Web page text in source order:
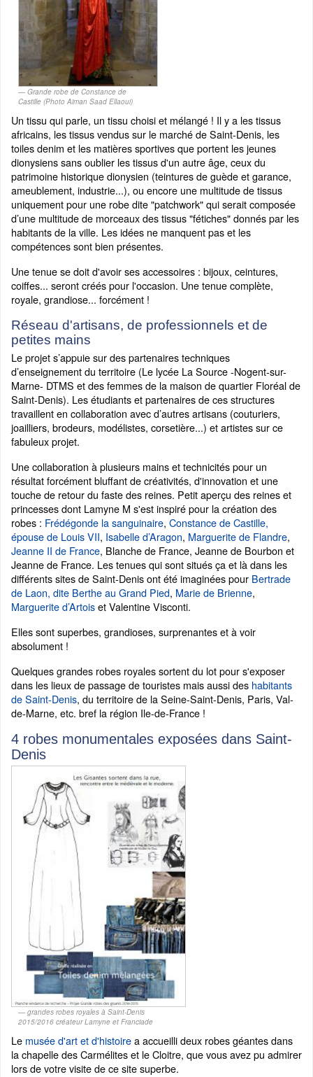
Grande robe de Constance de
Castille (Photo Aiman Saad Ellaoui)
Un tissu qui parle, un tissu choisi et mélangé ! Il y a les tissus
africains, les tissus vendus sur le marché de Saint-Denis, les
toiles denim et les matières sportives que portent les jeunes
dionysiens sans oublier les tissus d'un autre âge, ceux du
patrimoine historique dionysien (teintures de guède et garance,
ameublement, industrie...), ou encore une multitude de tissus
uniquement pour une robe dite "patchwork" qui serait composée
d’une multitude de morceaux des tissus "fétiches" donnés par les
habitants de la ville. Les idées ne manquent pas et les
compétences sont bien présentes.
Une tenue se doit d'avoir ses accessoires : bijoux, ceintures,
coiffes... seront créés pour l'occasion. Une tenue complète,
royale, grandiose... forcément !
Réseau d'artisans, de professionnels et de
petites mains
Le projet s’appuie sur des partenaires techniques
d’enseignement du territoire (Le lycée La Source -Nogent-sur-
Marne- DTMS et des femmes de la maison de quartier Floréal de
Saint-Denis). Les étudiants et partenaires de ces structures
travaillent en collaboration avec d’autres artisans (couturiers,
joailliers, brodeurs, modélistes, corsetière...) et artistes sur ce
fabuleux projet.
Une collaboration à plusieurs mains et technicités pour un
résultat forcément bluffant de créativités, d'innovation et une
touche de retour du faste des reines. Petit aperçu des reines et
princesses dont Lamyne M s'est inspiré pour la création des
robes : Frédégonde la sanguinaire, Constance de Castille,
épouse de Louis VII, Isabelle d’Aragon, Marguerite de Flandre,
Jeanne II de France, Blanche de France, Jeanne de Bourbon et
Jeanne de France. Les tenues qui sont situés ça et là dans les
différents sites de Saint-Denis ont été imaginées pour Bertrade
de Laon, dite Berthe au Grand Pied, Marie de Brienne,
Marguerite d’Artoiset Valentine Visconti.
Elles sont superbes, grandioses, surprenantes et à voir
absolument !
Quelques grandes robes royales sortent du lot pour s'exposer
dans les lieux de passage de touristes mais aussi des habitants
de Saint-Denis, du territoire de la Seine-Saint-Denis, Paris, Val-
de-Marne, etc. bref la région Ile-de-France !
4 robes monumentales exposées dans Saint-
Denis
grandes robes royales à Saint-Denis
2015/2016 créateur Lamyne et Franciade
Le musée d'art et d'histoirea accueilli deux robes géantes dans
la chapelle des Carmélites et le Cloitre, que vous avez pu admirer
lors de votre visite de ce site superbe.